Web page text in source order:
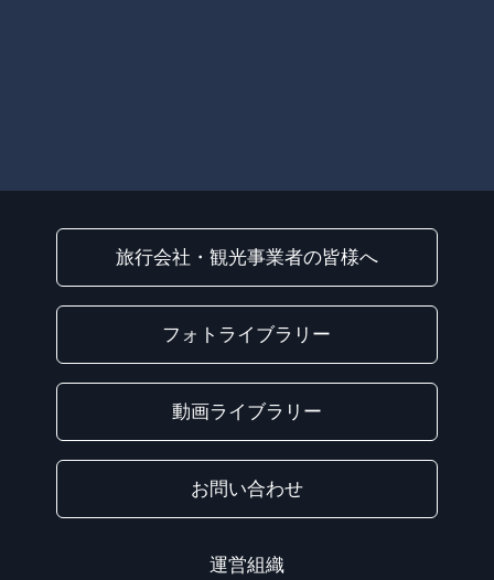
旅行会社・観光事業者の皆様へ
フォトライブラリー
動画ライブラリー
お問い合わせ
運営組織